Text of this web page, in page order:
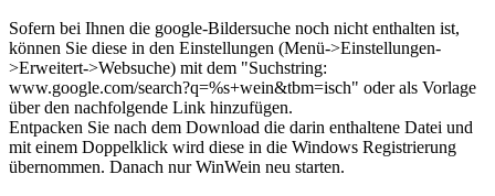
Sofern bei Ihnen die google-Bildersuche noch nicht enthalten ist,
können Sie diese in den Einstellungen (Menü->Einstellungen-
>Erweitert->Websuche) mit dem "Suchstring:
www.google.com/search?q=%s+wein&tbm=isch" oder als Vorlage
über den nachfolgende Link hinzufügen.
Entpacken Sie nach dem Download die darin enthaltene Datei und
mit einem Doppelklick wird diese in die Windows Registrierung
übernommen. Danach nur WinWein neu starten.